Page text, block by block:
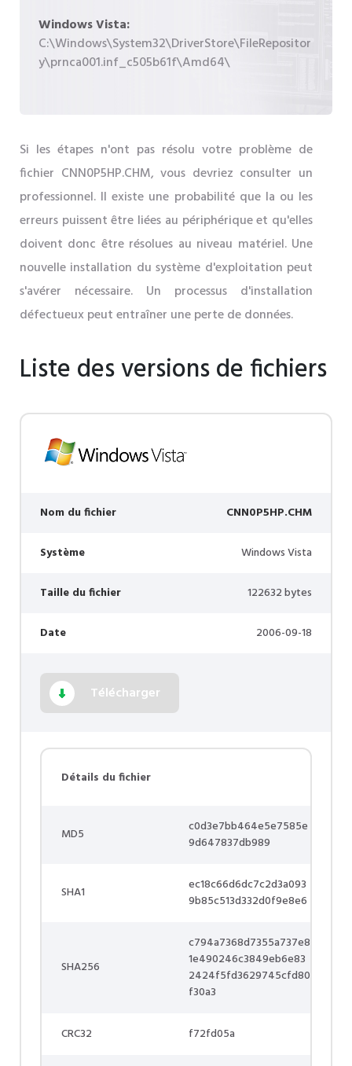
Windows Vista:
C:\Windows\System32\DriverStore\FileRepositor
y\prnca001.inf_c505b61f\Amd64\
Si les étapes n'ont pas résolu votre problème de
fichier CNN0P5HP.CHM, vous devriez consulter un
professionnel. Il existe une probabilité que la ou les
erreurs puissent être liées au périphérique et qu'elles
doivent donc être résolues au niveau matériel. Une
nouvelle installation du système d'exploitation peut
s'avérer nécessaire. Un processus d'installation
défectueux peut entraîner une perte de données.
Liste des versions de fichiers
Nom du fichier CNN0P5HP.CHM
Système Windows Vista
Taille du fichier 122632 bytes
Date 2006-09-18
Télécharger
Détails du fichier
MD5
c0d3e7bb464e5e7585e
9d647837db989
SHA1
ec18c66d6dc7c2d3a093
9b85c513d332d0f9e8e6
SHA256
c794a7368d7355a737e8
1e490246c3849eb6e83
2424f5fd3629745cfd80
f30a3
CRC32 f72fd05a